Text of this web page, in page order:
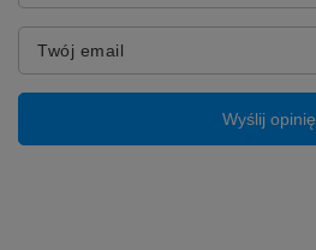
Twój email
Wyślij opinię